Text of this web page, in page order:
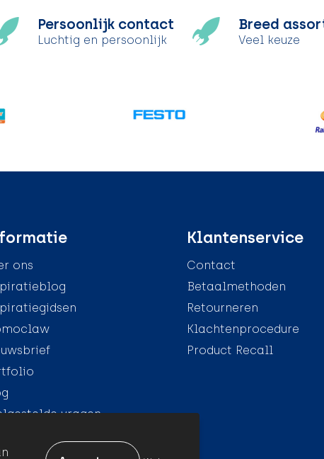
Persoonlijk contact
Luchtig en persoonlijk
Breed
Veel keuze
ons
vragen
Klantenservice
Contact
Betaalmethoden
Retourneren
Klachtenprocedure
Product Recall